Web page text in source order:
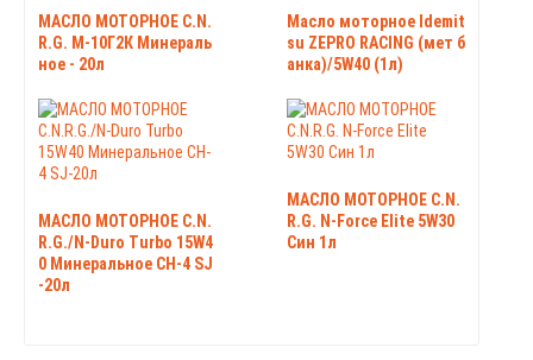
МАСЛО МОТОРНОЕ C.N.
R.G. М-10Г2К Минераль
ное - 20л
Масло моторное Idemit
su ZEPRO RACING (мет б
анка)/5W40 (1л)
МАСЛО МОТОРНОЕ C.N.
R.G./N-Duro Turbo 15W4
0 Минеральное CH-4 SJ
-20л
МАСЛО МОТОРНОЕ C.N.
R.G. N-Force Elite 5W30
Син 1л